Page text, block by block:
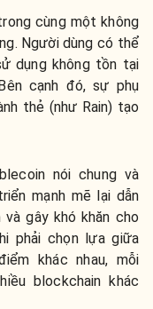
cùng một không
Người dùng có thể
dụng không tồn tại
cạnh đó, sự phụ
thẻ (như Rain) tạo
nói chung và
mạnh mẽ lại dẫn
gây khó khăn cho
phải chọn lựa giữa
khác nhau, mỗi
blockchain khác